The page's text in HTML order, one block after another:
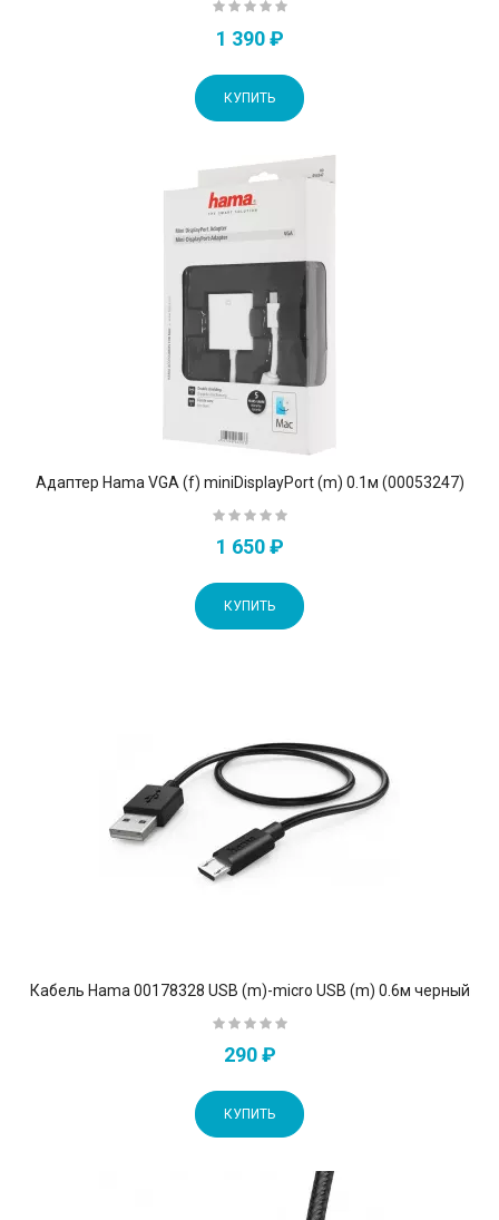
1 390 ₽
КУПИТЬ
Адаптер Hama VGA (f) miniDisplayPort (m) 0.1м (00053247)
1 650 ₽
КУПИТЬ
Кабель Hama 00178328 USB (m)-micro USB (m) 0.6м черный
290 ₽
КУПИТЬ